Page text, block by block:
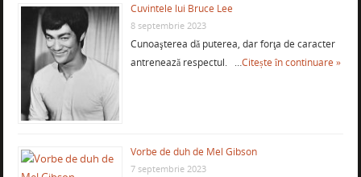
Cuvintele lui Bruce Lee
8 septembrie 2023
Cunoaşterea dă puterea, dar forţa de caracter
antrenează respectul. …Citește în continuare »
Vorbe de duh de Mel Gibson
7 septembrie 2023